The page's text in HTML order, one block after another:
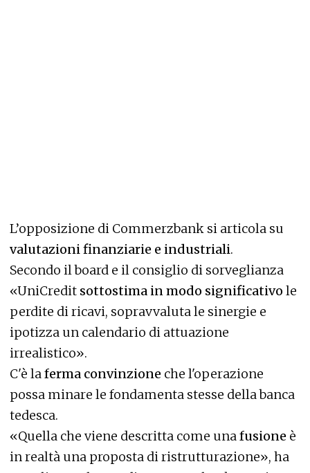
L’opposizione di Commerzbank si articola su
valutazioni finanziarie e industriali.
Secondo il board e il consiglio di sorveglianza
«UniCredit sottostima in modo significativo le
perdite di ricavi, sopravvaluta le sinergie e
ipotizza un calendario di attuazione
irrealistico».
C'è laferma convinzione che l'operazione
possa minare le fondamenta stesse della banca
tedesca.
«Quella che viene descritta come unafusione è
in realtà una proposta di ristrutturazione», ha